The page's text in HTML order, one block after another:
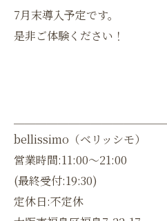
7月末導入予定です。
是非ご体験ください！
bellissimo（ベリッシモ）
営業時間:11:00〜21:00
(最終受付:19:30)
定休日:不定休